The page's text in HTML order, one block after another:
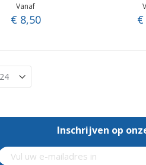
Vanaf
€ 8,50 €
Inschrijven op